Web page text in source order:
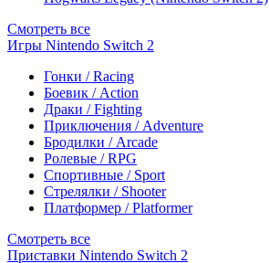
Смотреть все
Игры Nintendo Switch 2
Гонки / Racing
Боевик / Action
Драки / Fighting
Приключения / Adventure
Бродилки / Arcade
Ролевые / RPG
Спортивные / Sport
Стрелялки / Shooter
Платформер / Platformer
Смотреть все
Приставки Nintendo Switch 2